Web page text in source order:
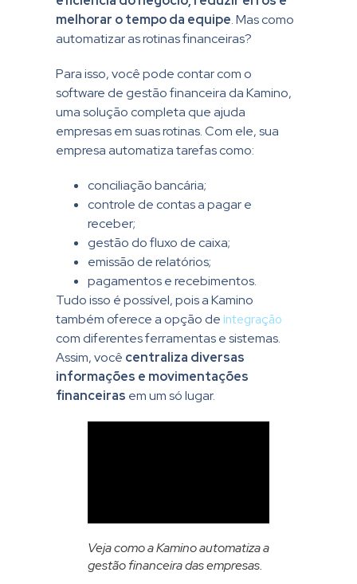
melhorar o tempo da equipe. Mas como
automatizar as rotinas financeiras?
Para isso, você pode contar com o
software de gestão financeira da Kamino,
uma solução completa que ajuda
empresas em suas rotinas. Com ele, sua
empresa automatiza tarefas como:
conciliação bancária;
controle de contas a pagar e
receber;
gestão do fluxo de caixa;
emissão de relatórios;
pagamentos e recebimentos.
Tudo isso é possível, pois a Kamino
também oferece a opção de integração
com diferentes ferramentas e sistemas.
Assim, você centraliza diversas
informações e movimentações
financeiras em um só lugar.
Veja como a Kamino automatiza a
gestão financeira das empresas.